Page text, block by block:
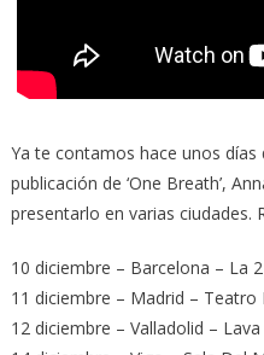
Ya te contamos hace unos
publicación de ‘One Breath’,
presentarlo en varias ciudades.
10 diciembre – Barcelona – La
11 diciembre – Madrid – Teatro
12 diciembre – Valladolid – Lava